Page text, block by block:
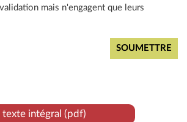
mais n'engagent que leurs
texte intégral (pdf)